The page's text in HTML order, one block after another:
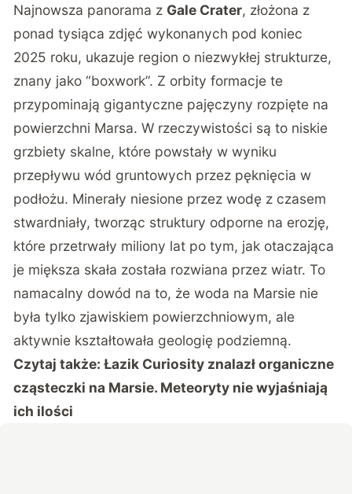
Najnowsza panorama z Gale Crater, złożona z
ponad tysiąca zdjęć wykonanych pod koniec
2025 roku, ukazuje region o niezwykłej strukturze,
znany jako “boxwork”. Z orbity formacje te
przypominają gigantyczne pajęczyny rozpięte na
powierzchni Marsa. W rzeczywistości są to niskie
grzbiety skalne, które powstały w wyniku
przepływu wód gruntowych przez pęknięcia w
podłożu. Minerały niesione przez wodę z czasem
stwardniały, tworząc struktury odporne na erozję,
które przetrwały miliony lat po tym, jak otaczająca
je miększa skała została rozwiana przez wiatr. To
namacalny dowód na to, że woda na Marsie nie
była tylko zjawiskiem powierzchniowym, ale
aktywnie kształtowała geologię podziemną.
Czytaj także:Łazik Curiosity znalazł organiczne
cząsteczki na Marsie. Meteoryty nie wyjaśniają
ich ilości